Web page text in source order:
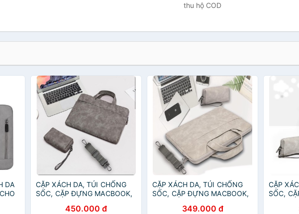
thu hộ COD
DA
CẶP XÁCH DA, TÚI CHỐNG
SỐC, CẶP ĐỰNG MACBOOK,
CHỐNG NƯỚC450.000 đ
CẶP XÁCH DA, TÚI CHỐNG
SỐC, CẶP ĐỰNG MACBOOK,
CHỐNG NƯỚC349.000 đ
CẶP
SỐC,